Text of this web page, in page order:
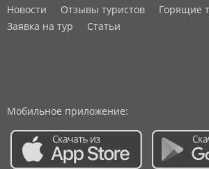
Новости Отзывы туристов
Горящие
Заявка на тур
Статьи
Мобильное приложение: